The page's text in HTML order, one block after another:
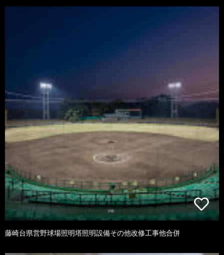
藤崎台県営野球場照明塔照明設備その他改修工事他合併